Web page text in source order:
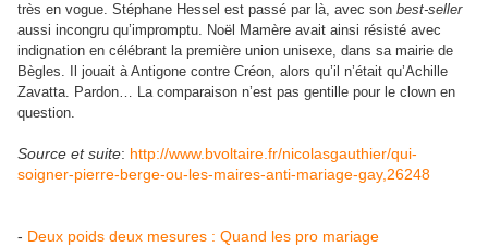
très en vogue. Stéphane Hessel est passé par là, avec son best-seller
aussi incongru qu’impromptu. Noël Mamère avait ainsi résisté avec
indignation en célébrant la première union unisexe, dans sa mairie de
Bègles. Il jouait à Antigone contre Créon, alors qu’il n’était qu’Achille
Zavatta. Pardon… La comparaison n’est pas gentille pour le clown en
question.
Source et suite: http://www.bvoltaire.fr/nicolasgauthier/qui-
soigner-pierre-berge-ou-les-maires-anti-mariage-gay,26248
- Deux poids deux mesures : Quand les pro mariage